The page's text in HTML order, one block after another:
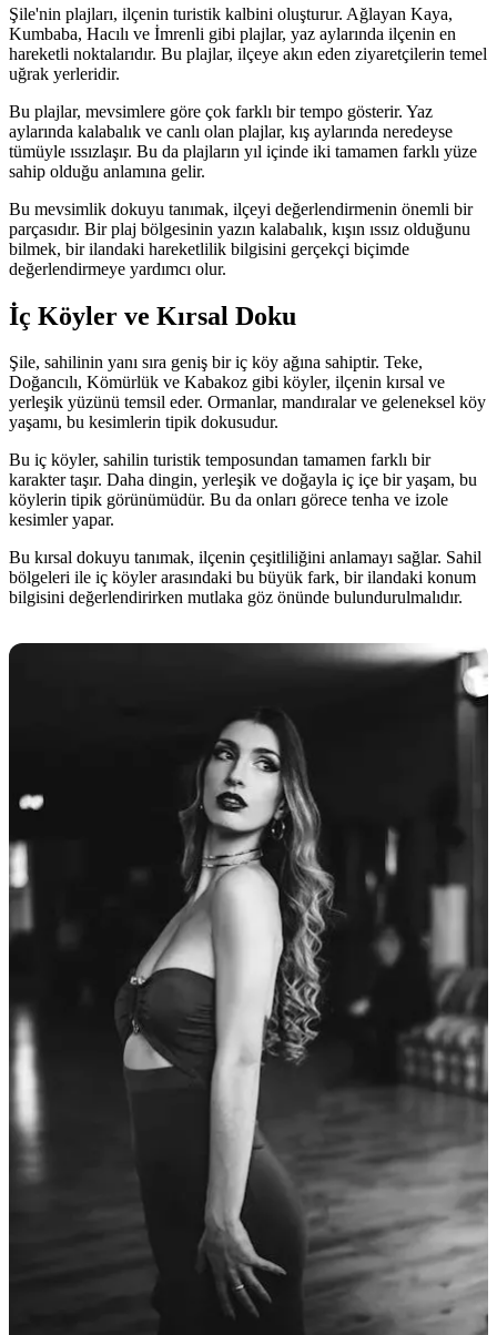
Şile'nin plajları, ilçenin turistik kalbini oluşturur. Ağlayan Kaya,
Kumbaba, Hacılı ve İmrenli gibi plajlar, yaz aylarında ilçenin en
hareketli noktalarıdır. Bu plajlar, ilçeye akın eden ziyaretçilerin temel
uğrak yerleridir.
Bu plajlar, mevsimlere göre çok farklı bir tempo gösterir. Yaz
aylarında kalabalık ve canlı olan plajlar, kış aylarında neredeyse
tümüyle ıssızlaşır. Bu da plajların yıl içinde iki tamamen farklı yüze
sahip olduğu anlamına gelir.
Bu mevsimlik dokuyu tanımak, ilçeyi değerlendirmenin önemli bir
parçasıdır. Bir plaj bölgesinin yazın kalabalık, kışın ıssız olduğunu
bilmek, bir ilandaki hareketlilik bilgisini gerçekçi biçimde
değerlendirmeye yardımcı olur.
İç Köyler ve Kırsal Doku
Şile, sahilinin yanı sıra geniş bir iç köy ağına sahiptir. Teke,
Doğancılı, Kömürlük ve Kabakoz gibi köyler, ilçenin kırsal ve
yerleşik yüzünü temsil eder. Ormanlar, mandıralar ve geleneksel köy
yaşamı, bu kesimlerin tipik dokusudur.
Bu iç köyler, sahilin turistik temposundan tamamen farklı bir
karakter taşır. Daha dingin, yerleşik ve doğayla iç içe bir yaşam, bu
köylerin tipik görünümüdür. Bu da onları görece tenha ve izole
kesimler yapar.
Bu kırsal dokuyu tanımak, ilçenin çeşitliliğini anlamayı sağlar. Sahil
bölgeleri ile iç köyler arasındaki bu büyük fark, bir ilandaki konum
bilgisini değerlendirirken mutlaka göz önünde bulundurulmalıdır.